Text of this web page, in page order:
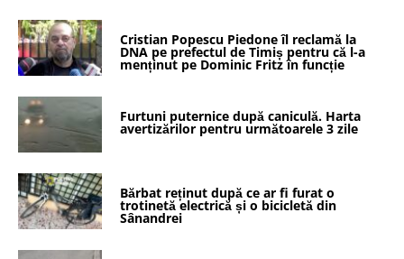
Cristian Popescu Piedone îl reclamă la
DNA pe prefectul de Timiș pentru că l-a
menținut pe Dominic Fritz în funcție
Furtuni puternice după caniculă. Harta
avertizărilor pentru următoarele 3 zile
Bărbat reținut după ce ar fi furat o
trotinetă electrică și o bicicletă din
Sânandrei